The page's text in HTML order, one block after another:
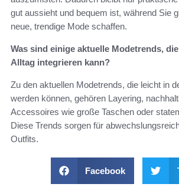
gut aussieht und bequem ist, während Sie
neue, trendige Mode schaffen.
Was sind einige aktuelle Modetrends,
Alltag integrieren kann?
Zu den aktuellen Modetrends, die leicht in
werden können, gehören Layering,
Accessoires wie große Taschen oder
Diese Trends sorgen für
Outfits.
Facebook